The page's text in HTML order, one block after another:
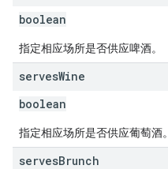
boolean
指定相应场所是否供应啤酒。
servesWine
boolean
指定相应场所是否供应葡萄酒。
servesBrunch